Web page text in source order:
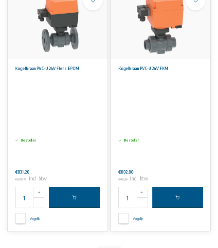
Kogelkraan PVC-U 24V Flens EPDM
Bestellen
€831,20
€1.005,75 Incl. btw
Vergelijk
Kogelkraan PVC-U 24V FKM
Bestellen
€802,80
€971,39 Incl. btw
Vergelijk